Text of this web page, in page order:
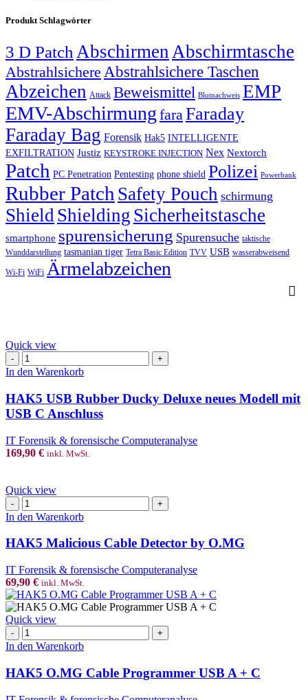
Produkt Schlagwörter
3 D Patch AbschirmenAbschirmtasche
Abstrahlsichere Abstrahlsichere Taschen
Abzeichen Attack Beweismittel Blutnachweis EMP
EMV-Abschirmung faraFaraday
Faraday Bag Forensik Hak5 INTELLIGENTE
EXFILTRATION Justiz KEYSTROKE INJECTION Nex Nextorch
Patch PC Penetration Pentesting phone shield Polizei Powerbank
Rubber Patch Safety Pouch schirmung
ShieldShielding Sicherheitstasche
smartphone spurensicherung Spurensuche taktische
Wunddarstellung tasmanian tiger Tetra Basic Edition TVV USB wasserabweisend
Wi-Fi WiFi Ärmelabzeichen
Quick view
HAK5
USB
Ducky
Deluxe
neues
mit
USB
Menge
In den Warenkorb
HAK5 USB Rubber Ducky Deluxe neues Modell mit
USB C Anschluss
IT Forensik & forensische Computeranalyse
169,90 € inkl. MwSt.
Quick view
HAK5
Malicious
Detector
by
O.MG
Menge
In den Warenkorb
HAK5 Malicious Cable Detector by O.MG
IT Forensik & forensische Computeranalyse
69,90 € inkl. MwSt.
Quick view
HAK5
O.MG
Programmer
USB
In den Warenkorb
HAK5 O.MG Cable Programmer USB A + C